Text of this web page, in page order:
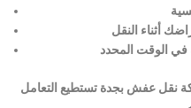
عفش بجدة تستطيع التعامل